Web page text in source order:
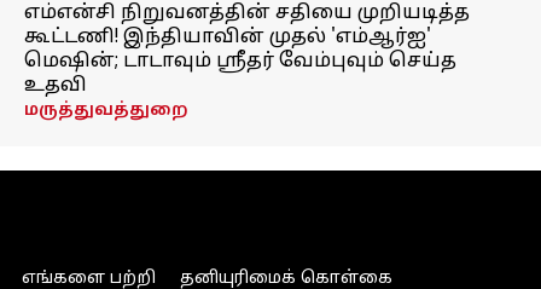
எம்என்சி நிறுவனத்தின் சதியை முறியடித்த
கூட்டணி! இந்தியாவின் முதல் 'எம்ஆர்ஐ'
மெஷின்; டாடாவும் ஸ்ரீதர் வேம்புவும் செய்த
உதவி
மருத்துவத்துறை
எங்களை பற்றி தனியுரிமைக் கொள்கை